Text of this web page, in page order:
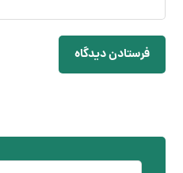
فرستادن دیدگاه